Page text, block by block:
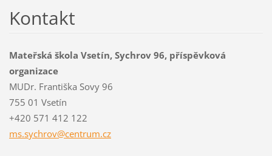
Kontakt
Mateřská škola Vsetín, Sychrov 96, příspěvková
organizace
MUDr. Františka Sovy 96
755 01 Vsetín
+420 571 412 122
ms.sychrov@centrum.cz